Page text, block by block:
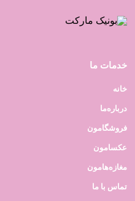
خدمات ما
خانه
درباره‌ما
فروشگامون
عکسامون
مغازه‌هامون
تماس با ما